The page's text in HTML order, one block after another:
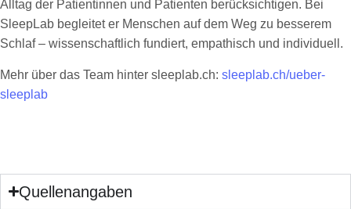
Alltag der Patientinnen und Patienten berücksichtigen. Bei
SleepLab begleitet er Menschen auf dem Weg zu besserem
Schlaf – wissenschaftlich fundiert, empathisch und individuell.
Mehr über das Team hinter sleeplab.ch: sleeplab.ch/ueber-
sleeplab
Quellenangaben